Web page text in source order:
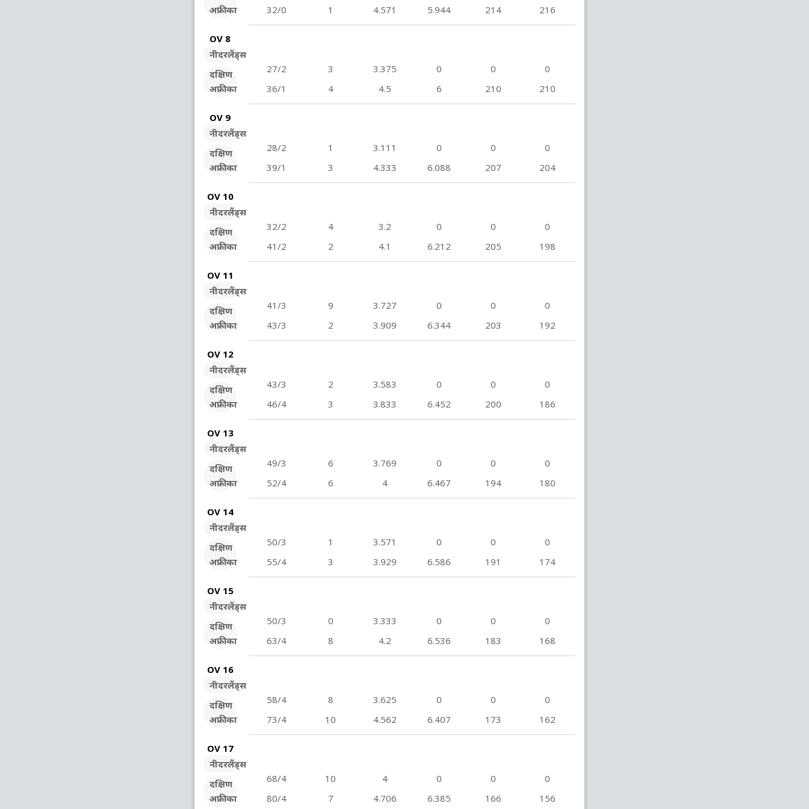
अफ्रीका
32/0 1 4.571 5.944 214 216
OV 8
नीदरलैंड्स
दक्षिण
अफ्रीका
27/2 3 3.375 0 0
0
36/1
4 4.5 6 210 210
OV 9
नीदरलैंड्स
दक्षिण
अफ्रीका
28/2 1 3.111 0 0
0
39/1
3 4.333 6.088 207 204
OV 10
नीदरलैंड्स
दक्षिण
अफ्रीका
32/2 4 3.2 0 0
0
41/2
2 4.1 6.212 205 198
OV 11
नीदरलैंड्स
दक्षिण
अफ्रीका
41/3 9 3.727 0 0
0
43/3
2 3.909 6.344 203 192
OV 12
नीदरलैंड्स
दक्षिण
अफ्रीका
43/3 2 3.583 0 0
0
46/4
3 3.833 6.452 200 186
OV 13
नीदरलैंड्स
दक्षिण
अफ्रीका
49/3 6 3.769 0 0
0
52/4
6 4 6.467 194 180
OV 14
नीदरलैंड्स
दक्षिण
अफ्रीका
50/3 1 3.571 0 0
0
55/4
3 3.929 6.586 191 174
OV 15
नीदरलैंड्स
दक्षिण
अफ्रीका
50/3 0 3.333 0 0
0
63/4
8 4.2 6.536 183 168
OV 16
नीदरलैंड्स
दक्षिण
अफ्रीका
58/4 8 3.625 0 0
0
73/4
10 4.562 6.407 173 162
OV 17
नीदरलैंड्स
दक्षिण
अफ्रीका
68/4 10 4 0 0
0
80/4
7 4.706 6.385 166 156